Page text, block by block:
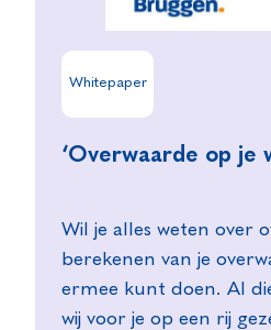
Whitepaper
‘Overwaarde op je
Wil je alles weten over
berekenen van je
ermee kunt doen. Al
wij voor je op een rij